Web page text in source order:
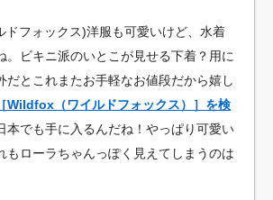
ドフォックス)洋服も可愛いけど、水着
。ビキニ派のいとこが見せる下着？用に
だとこれまたお手軽なお値段だから嬉し
Wildfox（ワイルドフォックス）］を検
本でも手に入るんだね！やっぱり可愛い
もローラちゃんっぽく見えてしまうのは